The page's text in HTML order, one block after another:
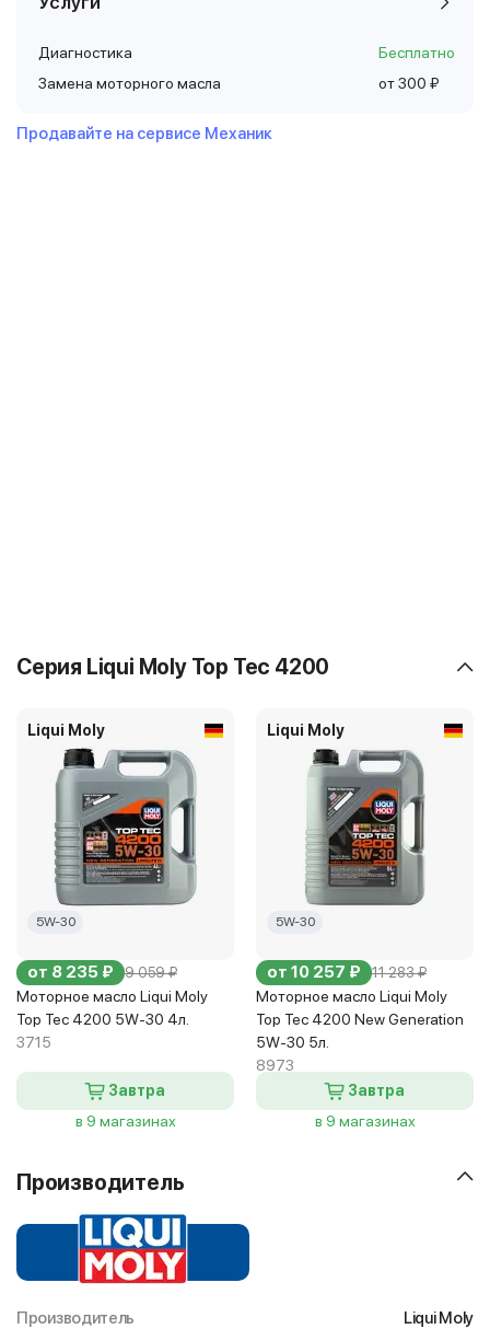
Диагностика
Бесплатно
Замена моторного масла
от 300 ₽
Продавайте на сервисе Механик
Серия Liqui Moly Top Tec 4200
Liqui Moly
5W-30
от 8 235 ₽ 9 059 ₽
Моторное масло Liqui Moly
Top Tec 4200 5W-30 4л.
3715
Завтра
в 9 магазинах
Liqui Moly
5W-30
от 10 257 ₽ 11 283 ₽
Моторное масло Liqui Moly
Top Tec 4200 New Generation
5W-30 5л.
8973
Завтра
в 9 магазинах
Производитель
Производитель Liqui Moly